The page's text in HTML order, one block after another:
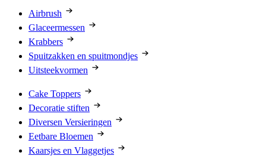
Airbrush
Glaceermessen
Krabbers
Spuitzakken en spuitmondjes
Uitsteekvormen
Cake Toppers
Decoratie stiften
Diversen Versieringen
Eetbare Bloemen
Kaarsjes en Vlaggetjes